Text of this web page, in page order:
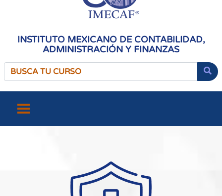
INSTITUTO MEXICANO DE CONTABILIDAD,
ADMINISTRACIÓN Y FINANZAS